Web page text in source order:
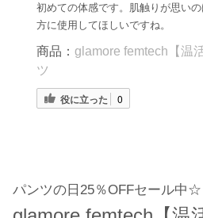
初めての体感です。肌触りが思い
方に使用してほしいですね。
商品： glamore femtech【温
ツ
役に立った 0
パンツの日25％OFFセール中☆